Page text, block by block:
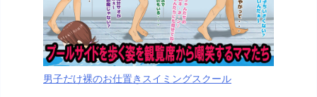
男子だけ裸のお仕置きスイミングスクール